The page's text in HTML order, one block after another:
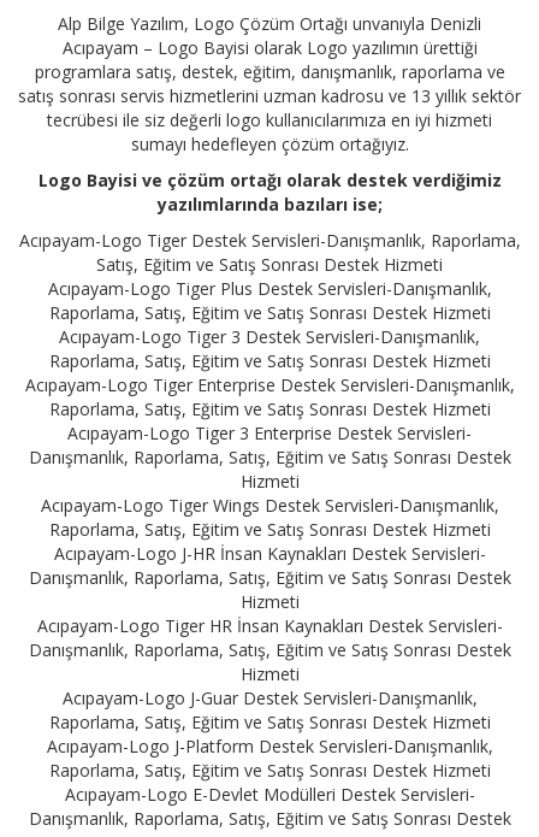
Alp Bilge Yazılım, Logo Çözüm Ortağı unvanıyla Denizli
Acıpayam – Logo Bayisi olarak Logo yazılımın ürettiği
programlara satış, destek, eğitim, danışmanlık, raporlama ve
satış sonrası servis hizmetlerini uzman kadrosu ve 13 yıllık sektör
tecrübesi ile siz değerli logo kullanıcılarımıza en iyi hizmeti
sumayı hedefleyen çözüm ortağıyız.
Logo Bayisi ve çözüm ortağı olarak destek verdiğimiz
yazılımlarında bazıları ise;
Acıpayam-Logo Tiger Destek Servisleri-Danışmanlık, Raporlama,
Satış, Eğitim ve Satış Sonrası Destek Hizmeti
Acıpayam-Logo Tiger Plus Destek Servisleri-Danışmanlık,
Raporlama, Satış, Eğitim ve Satış Sonrası Destek Hizmeti
Acıpayam-Logo Tiger 3 Destek Servisleri-Danışmanlık,
Raporlama, Satış, Eğitim ve Satış Sonrası Destek Hizmeti
Acıpayam-Logo Tiger Enterprise Destek Servisleri-Danışmanlık,
Raporlama, Satış, Eğitim ve Satış Sonrası Destek Hizmeti
Acıpayam-Logo Tiger 3 Enterprise Destek Servisleri-
Danışmanlık, Raporlama, Satış, Eğitim ve Satış Sonrası Destek
Hizmeti
Acıpayam-Logo Tiger Wings Destek Servisleri-Danışmanlık,
Raporlama, Satış, Eğitim ve Satış Sonrası Destek Hizmeti
Acıpayam-Logo J-HR İnsan Kaynakları Destek Servisleri-
Danışmanlık, Raporlama, Satış, Eğitim ve Satış Sonrası Destek
Hizmeti
Acıpayam-Logo Tiger HR İnsan Kaynakları Destek Servisleri-
Danışmanlık, Raporlama, Satış, Eğitim ve Satış Sonrası Destek
Hizmeti
Acıpayam-Logo J-Guar Destek Servisleri-Danışmanlık,
Raporlama, Satış, Eğitim ve Satış Sonrası Destek Hizmeti
Acıpayam-Logo J-Platform Destek Servisleri-Danışmanlık,
Raporlama, Satış, Eğitim ve Satış Sonrası Destek Hizmeti
Acıpayam-Logo E-Devlet Modülleri Destek Servisleri-
Danışmanlık, Raporlama, Satış, Eğitim ve Satış Sonrası Destek